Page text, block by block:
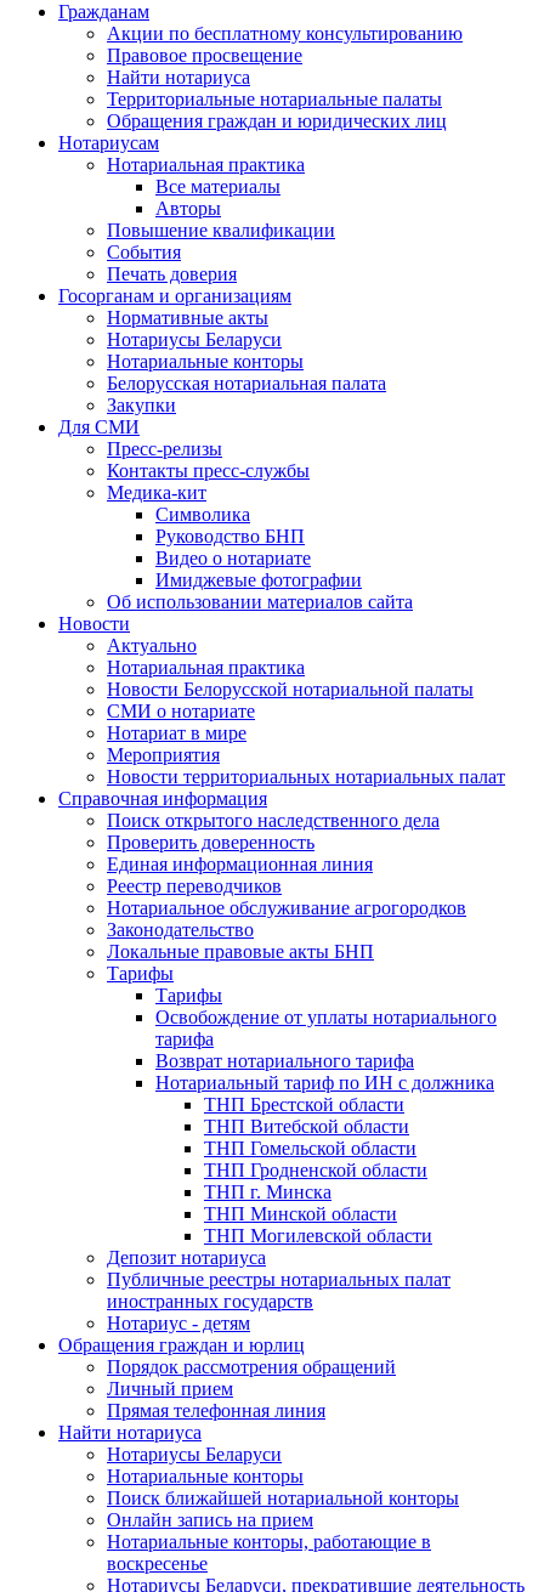
Гражданам
Акции по бесплатному консультированию
Правовое просвещение
Найти нотариуса
Территориальные нотариальные палаты
Обращения граждан и юридических лиц
Нотариусам
Нотариальная практика
Все материалы
Авторы
Повышение квалификации
События
Печать доверия
Госорганам и организациям
Нормативные акты
Нотариусы Беларуси
Нотариальные конторы
Белорусская нотариальная палата
Закупки
Для СМИ
Пресс-релизы
Контакты пресс-службы
Медика-кит
Символика
Руководство БНП
Видео о нотариате
Имиджевые фотографии
Об использовании материалов сайта
Новости
Актуально
Нотариальная практика
Новости Белорусской нотариальной палаты
СМИ о нотариате
Нотариат в мире
Мероприятия
Новости территориальных нотариальных палат
Справочная информация
Поиск открытого наследственного дела
Проверить доверенность
Единая информационная линия
Реестр переводчиков
Нотариальное обслуживание агрогородков
Законодательство
Локальные правовые акты БНП
Тарифы
Тарифы
Освобождение от уплаты нотариального
тарифа
Возврат нотариального тарифа
Нотариальный тариф по ИН с должника
ТНП Брестской области
ТНП Витебской области
ТНП Гомельской области
ТНП Гродненской области
ТНП г. Минска
ТНП Минской области
ТНП Могилевской области
Депозит нотариуса
Публичные реестры нотариальных палат
иностранных государств
Нотариус - детям
Обращения граждан и юрлиц
Порядок рассмотрения обращений
Личный прием
Прямая телефонная линия
Найти нотариуса
Нотариусы Беларуси
Нотариальные конторы
Поиск ближайшей нотариальной конторы
Онлайн запись на прием
Нотариальные конторы, работающие в
воскресенье
Нотариусы Беларуси, прекратившие деятельность